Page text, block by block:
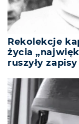
Rekolekcje
życia
ruszyły zapisy